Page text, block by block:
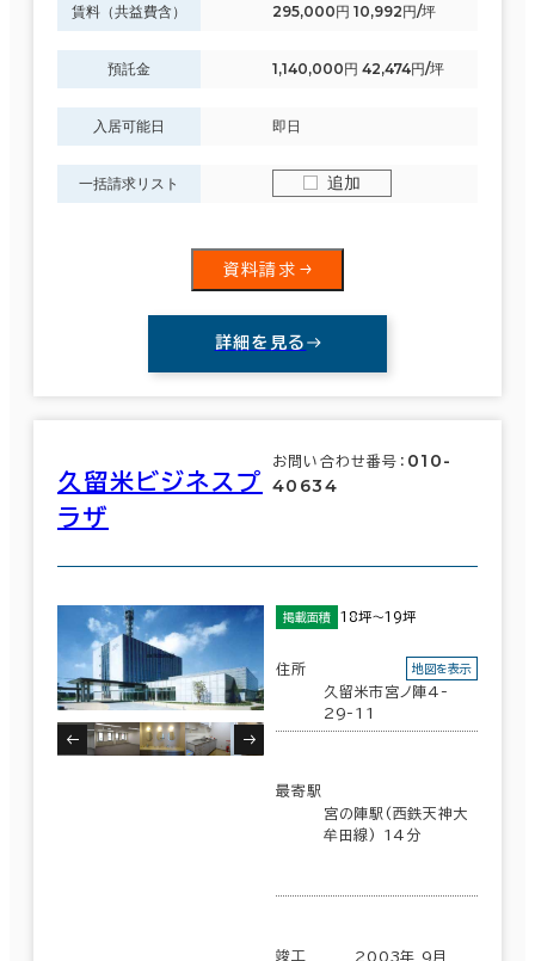
賃料（共益費含） 295,000円 10,992円/坪
預託金 1,140,000円 42,474円/坪
入居可能日 即日
一括請求リスト 追加
資料請求
詳細を見る
久留米ビジネスプ
ラザ
お問い合わせ番号： 010-
40634
掲載面積 18坪～19坪
住所
久留米市宮ノ陣4-
29-11
地図を表示
最寄駅
宮の陣駅(西鉄天神大
牟田線) 14分
竣工 2003年 9月